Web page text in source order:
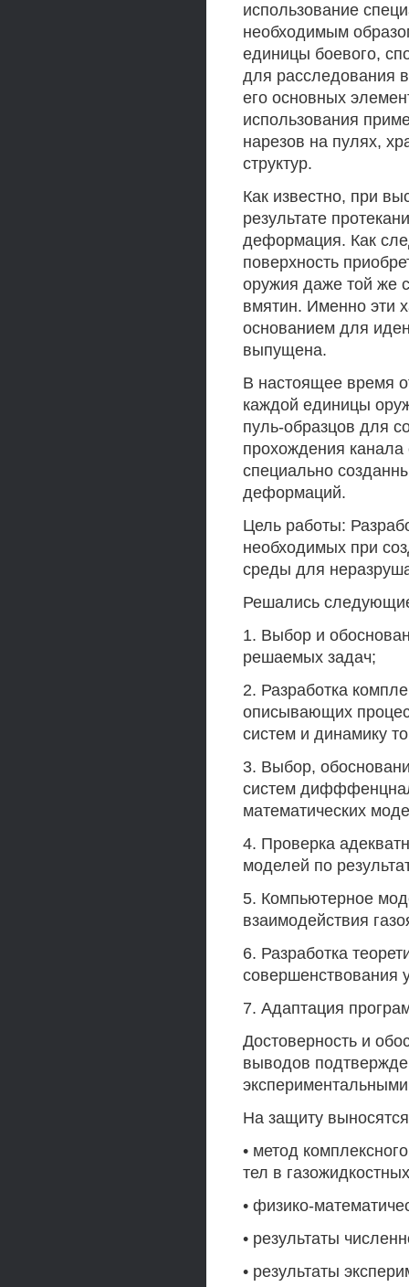
использование
необходимым
единицы боевого,
для расследования
его основных
использования
нарезов на пулях,
структур.
Как известно, при
результате
деформация. Как
поверхность
оружия даже той же
вмятин. Именно эти
основанием для
выпущена.
В настоящее время
каждой единицы
пуль-образцов для
прохождения
специально
деформаций.
Цель работы:
необходимых при
среды для
Решались
1. Выбор и
решаемых задач;
2. Разработка
описывающих
систем и динамику
3. Выбор,
систем
математических
4. Проверка
моделей по
5. Компьютерное
взаимодействия
6. Разработка
совершенствования
7. Адаптация
Достоверность и
выводов
На защиту
• метод
тел в
• физико-
• результаты
• результаты